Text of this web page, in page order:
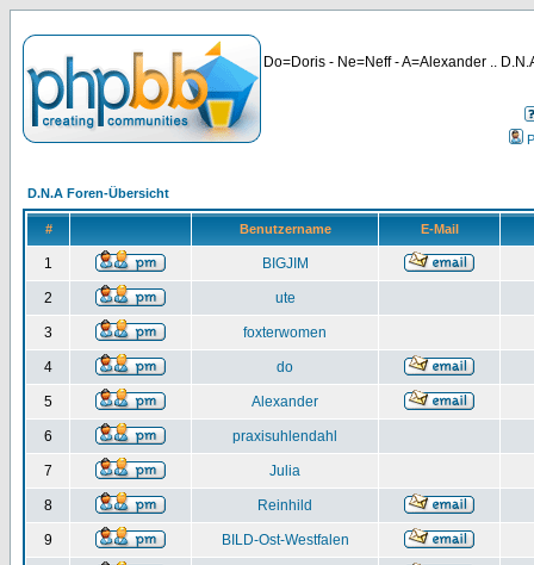
Do=Doris - Ne=Neff - A=Alexander ..
D.N.A Foren-Übersicht
# Benutzername E-Mail
1 BIGJIM
2 ute
3 foxterwomen
4 do
5 Alexander
6 praxisuhlendahl
7 Julia
8 Reinhild
9 BILD-Ost-Westfalen